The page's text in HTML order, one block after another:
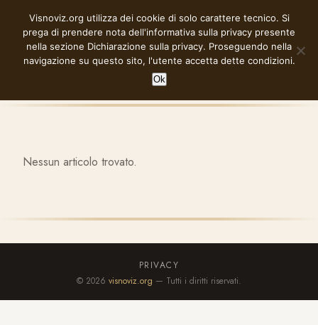
contenuto
VISNOVIZ.ORG
Nessun articolo trovato.
PRIVACY
© 2026 visnoviz.org — Tutti i diritti riservati.
Visnoviz.org utilizza dei cookie di solo carattere tecnico. Si
prega di prendere nota dell'informativa sulla privacy presente
nella sezione Dichiarazione sulla privacy. Proseguendo nella
navigazione su questo sito, l'utente accetta dette condizioni.
Ok